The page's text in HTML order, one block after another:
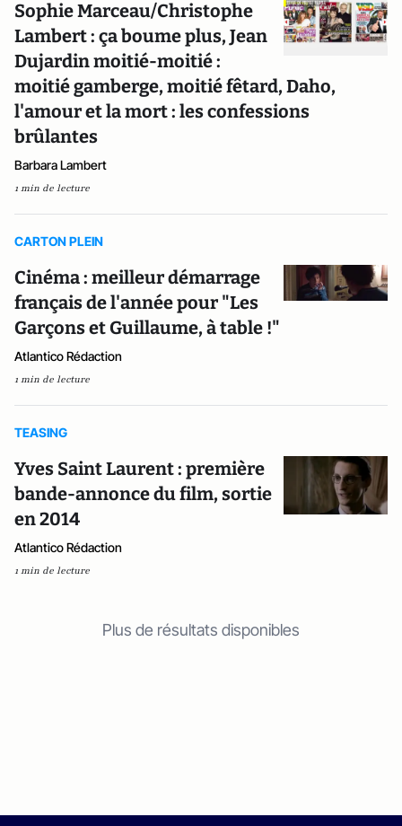
Sophie Marceau/Christophe
Lambert : ça boume plus, Jean
Dujardin moitié-moitié :
moitié gamberge, moitié fêtard, Daho,
l'amour et la mort : les confessions
brûlantes
Barbara Lambert
1 min de lecture
CARTON PLEIN
Cinéma : meilleur démarrage
français de l'année pour "Les
Garçons et Guillaume, à table !"
Atlantico Rédaction
1 min de lecture
TEASING
Yves Saint Laurent : première
bande-annonce du film, sortie
en 2014
Atlantico Rédaction
1 min de lecture
Plus de résultats disponibles